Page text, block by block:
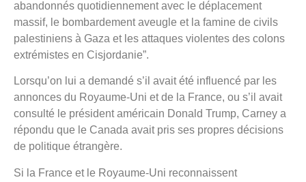
abandonnés quotidiennement avec le déplacement
massif, le bombardement aveugle et la famine de civils
palestiniens à Gaza et les attaques violentes des colons
extrémistes en Cisjordanie”.
Lorsqu’on lui a demandé s’il avait été influencé par les
annonces du Royaume-Uni et de la France, ou s’il avait
consulté le président américain Donald Trump, Carney a
répondu que le Canada avait pris ses propres décisions
de politique étrangère.
Si la France et le Royaume-Uni reconnaissent